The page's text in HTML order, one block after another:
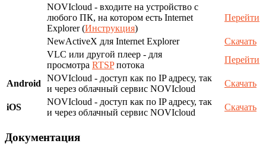
NOVIcloud - входите на устройство с
любого ПК, на котором есть Internet
Explorer (Инструкция)
Перейти
NewActiveX для Internet Explorer
Скачать
VLC или другой плеер - для
просмотра RTSPпотока
Перейти
Android
NOVIcloud - доступ как по IP адресу, так
и через облачный сервис NOVIcloud
Скачать
iOS
NOVIcloud - доступ как по IP адресу, так
и через облачный сервис NOVIcloud
Скачать
Документация